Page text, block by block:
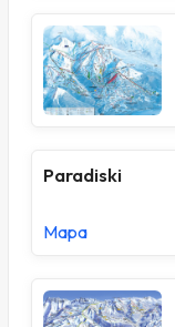
Paradiski
Mapa